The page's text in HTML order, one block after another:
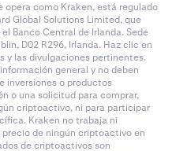
opera como Kraken, está regulado
Global Solutions Limited, que
Banco Central de Irlanda. Sede
D02 R296, Irlanda. Haz clic en
y las divulgaciones pertinentes.
general y no deben
inversiones o productos
o una solicitud para comprar,
criptoactivo, ni para participar
Kraken no trabaja ni
de ningún criptoactivo en
de criptoactivos son